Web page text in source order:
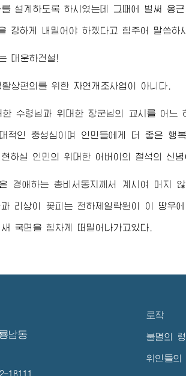
설계하도록 하시였는데 그때에 벌써 옹
강하게 내밀어야 하겠다고 힘주어 말씀하
대운하건설!
상편의를 위한 자연개조사업이 아니다.
한 수령님 과 위대한 장군님의 교시를 어느
적인 충성심이며 인민들에게 더 좋은 행
하실 인민의 위대한 어버이 의 철석의 신념
경애하는 총비서동지께서 계시여 머지
리상이 꽃피는 천하제일락원이 이 땅우
국면을 힘차게 떠밀어나가고있다.
남동
로작
불멸의
위인들의